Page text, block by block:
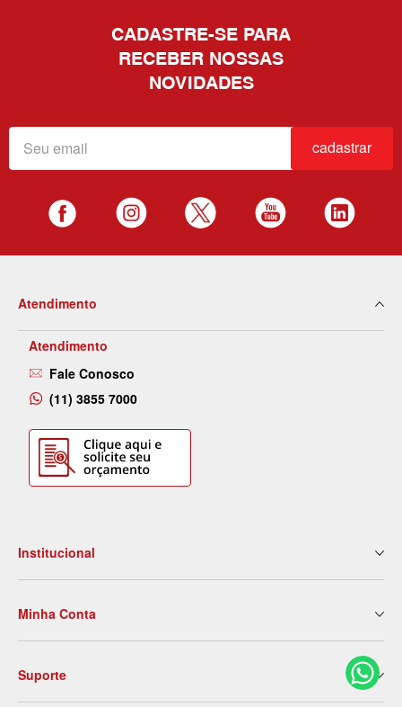
CADASTRE-SE PARA
RECEBER NOSSAS
NOVIDADES
cadastrar
Atendimento
Atendimento
Fale Conosco
(11) 3855 7000
Institucional
Nossas Lojas
Serviços
Blog
Contato
Minha Conta
2ª Via de Boleto
Meus Pedidos
Suporte